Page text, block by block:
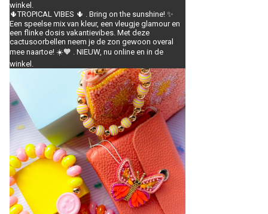
winkel.
🌵TROPICAL VIBES 🌵 . Bring on the sunshine! ✨
Een speelse mix van kleur, een vleugje glamour en
een flinke dosis vakantievibes. Met deze
cactusoorbellen neem je de zon gewoon overal
mee naartoe! ☀️🧡 . NIEUW, nu online en in de
winkel.